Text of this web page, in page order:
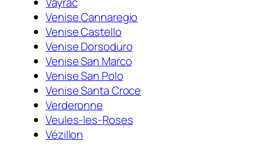
Venise Cannaregio
Venise Castello
Venise Dorsoduro
Venise San Marco
Venise San Polo
Venise Santa Croce
Verderonne
Veules-les-Roses
Vézillon